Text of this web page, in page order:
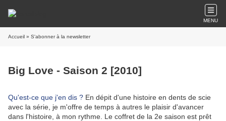
MENU
Accueil » S'abonner à la newsletter
Big Love - Saison 2 [2010]
Qu'est-ce que j'en dis ? En dépit d'une histoire en dents de scie
avec la série, je m'offre de temps à autres le plaisir d'avancer
dans l'histoire, à mon rythme. Le coffret de la 2e saison est prêt